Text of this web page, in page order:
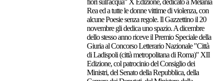
fiori sull'acqua" X Edizione, dedicato a Melania
Rea ed a tutte le donne vittime di violenza, con
alcune Poesie senza regole. Il Gazzettino il 20
novembre gli dedica uno spazio. A dicembre
dello stesso anno riceve il Premio Speciale della
Giuria al Concorso Letterario Nazionale "Città
di Ladispoli (città metropolitana di Roma)" XII
Edizione, col patrocinio del Consiglio dei
Ministri, del Senato della Repubblica, della